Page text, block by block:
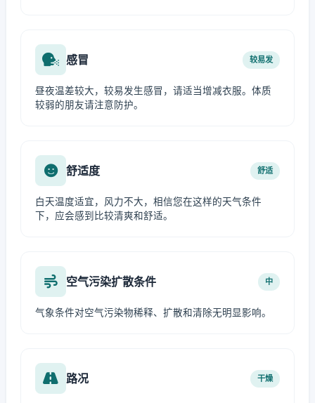
感冒 较易发
昼夜温差较大，较易发生感冒，请适当增减衣服。体质
较弱的朋友请注意防护。
舒适度 舒适
白天温度适宜，风力不大，相信您在这样的天气条件
下，应会感到比较清爽和舒适。
空气污染扩散条件 中
气象条件对空气污染物稀释、扩散和清除无明显影响。
路况 干燥